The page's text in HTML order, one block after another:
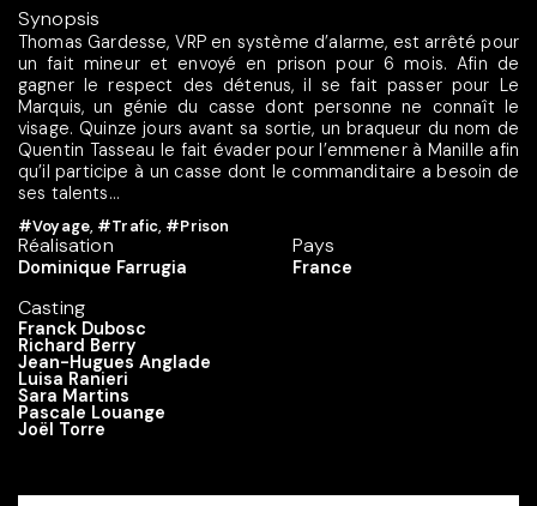
Synopsis
Thomas Gardesse, VRP en système d’alarme, est arrêté pour
un fait mineur et envoyé en prison pour 6 mois. Afin de
gagner le respect des détenus, il se fait passer pour Le
Marquis, un génie du casse dont personne ne connaît le
visage. Quinze jours avant sa sortie, un braqueur du nom de
Quentin Tasseau le fait évader pour l’emmener à Manille afin
qu’il participe à un casse dont le commanditaire a besoin de
ses talents...
#Voyage, #Trafic, #Prison
Réalisation
Dominique Farrugia
Casting
Franck Dubosc
Richard Berry
Jean-Hugues Anglade
Luisa Ranieri
Sara Martins
Pascale Louange
Joël Torre
Pays
France